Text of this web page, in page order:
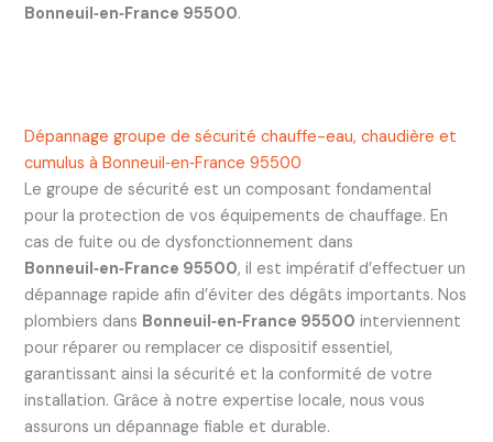
Bonneuil‑en‑France 95500.
Dépannage groupe de sécurité chauffe-eau, chaudière et
cumulus à Bonneuil‑en‑France 95500
Le groupe de sécurité est un composant fondamental
pour la protection de vos équipements de chauffage. En
cas de fuite ou de dysfonctionnement dans
Bonneuil‑en‑France 95500, il est impératif d’effectuer un
dépannage rapide afin d’éviter des dégâts importants. Nos
plombiers dans Bonneuil‑en‑France 95500 interviennent
pour réparer ou remplacer ce dispositif essentiel,
garantissant ainsi la sécurité et la conformité de votre
installation. Grâce à notre expertise locale, nous vous
assurons un dépannage fiable et durable.